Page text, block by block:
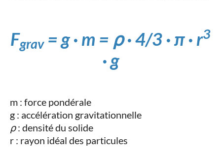
Fgrav= g · m = ρ · 4/3 · π · r3
· g
m : force pondérale
g : accélération gravitationnelle
ρ: densité du solide
r : rayon idéal des particules